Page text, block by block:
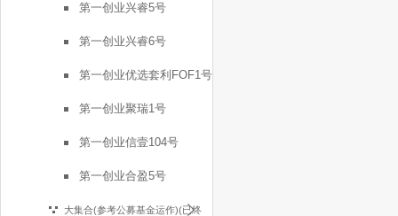
第一创业兴睿5号
第一创业兴睿6号
第一创业优选套利FOF1号
第一创业聚瑞1号
第一创业信壹104号
第一创业合盈5号
大集合(参考公募基金运作)(已终